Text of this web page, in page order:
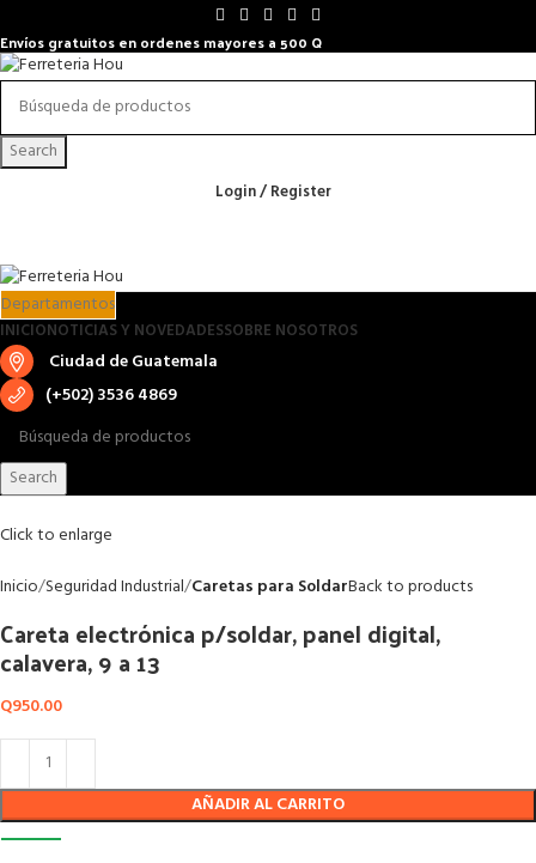
Envíos gratuitos en ordenes mayores a 500 Q
Search
Login / Register
Departamentos
INICIONOTICIAS Y NOVEDADESSOBRE NOSOTROS
Ciudad de Guatemala
(+502) 3536 4869
Search
Click to enlarge
Inicio Seguridad Industrial Caretas para SoldarBack to products
Careta electrónica p/soldar, panel digital,
calavera, 9 a 13
Q950.00
AÑADIR AL CARRITO